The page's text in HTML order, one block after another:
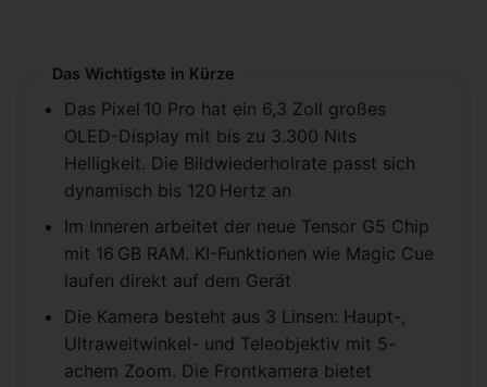
Das Wichtigste in Kürze
Das Pixel 10 Pro hat ein 6,3 Zoll großes
OLED-Display mit bis zu 3.300 Nits
Helligkeit. Die Bildwiederholrate passt sich
dynamisch bis 120 Hertz an
Im Inneren arbeitet der neue Tensor G5 Chip
mit 16 GB RAM. KI-Funktionen wie Magic Cue
laufen direkt auf dem Gerät
Die Kamera besteht aus 3 Linsen: Haupt-,
Ultraweitwinkel- und Teleobjektiv mit 5-
achem Zoom. Die Frontkamera bietet